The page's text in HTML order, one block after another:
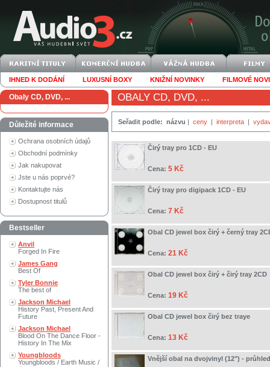
IHNED K DODÁNÍ LUXUSNÍ BOXY KNIŽNÍ NOVINKY FILMOVÉ
Obaly CD, DVD, ...
Důležité informace
Ochrana osobních údajů
Obchodní podmínky
Jak nakupovat
Jste u nás poprvé?
Kontaktujte nás
Dostupnost titulů
Bestseller
Anvil
Forged In Fire
James Gang
Best Of
Tyler Bonnie
The best of
Jackson Michael
History Past, Present And
Future
Jackson Michael
Blood On The Dance Floor -
History In The Mix
Youngbloods
Youngbloods / Earth Music /
OBALY CD, DVD, ...
Seřadit podle: názvu | ceny | interpreta |
Čirý tray pro 1CD - EU
Cena: 5 Kč
Čirý tray pro digipack 1CD - EU
Cena: 7 Kč
Obal CD jewel box čirý + černý tray
Cena: 21 Kč
Obal CD jewel box čirý + čirý tray 2CD
Cena: 19 Kč
Obal CD jewel box čirý bez traye
Cena: 13 Kč
Vnější obal na dvojvinyl (12") -